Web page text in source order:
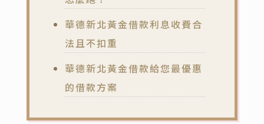
華德新北黃金借款利息收費合
法且不扣重
華德新北黃金借款給您最優惠
的借款方案